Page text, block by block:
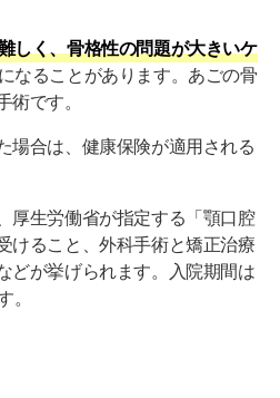
しく、骨格性の問題が大きいケ
になることがあります。あごの骨
術です。
場合は、健康保険が適用される
厚生労働省が指定する「顎口腔
けること、外科手術と矯正治療
どが挙げられます。入院期間は
。